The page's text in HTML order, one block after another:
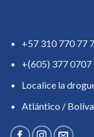
+57 310 770 77
+(605) 377 0707
Localice la
Atlántico /